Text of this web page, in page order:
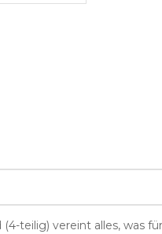
teilig) vereint alles, was